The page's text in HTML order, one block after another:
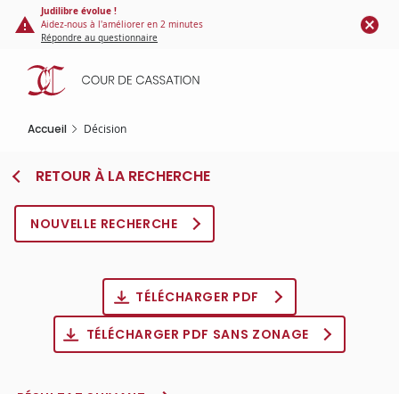
Panneau de gestion des cookies
contenu
principal
Judilibre évolue !
Aidez-nous à l'améliorer en 2 minutes
Répondre au questionnaire
Accueil Décision
RETOUR À LA RECHERCHE
NOUVELLE RECHERCHE
TÉLÉCHARGER PDF
TÉLÉCHARGER PDF SANS ZONAGE